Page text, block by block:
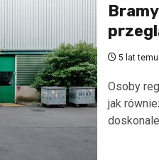
5 lat temu
Osoby
jak